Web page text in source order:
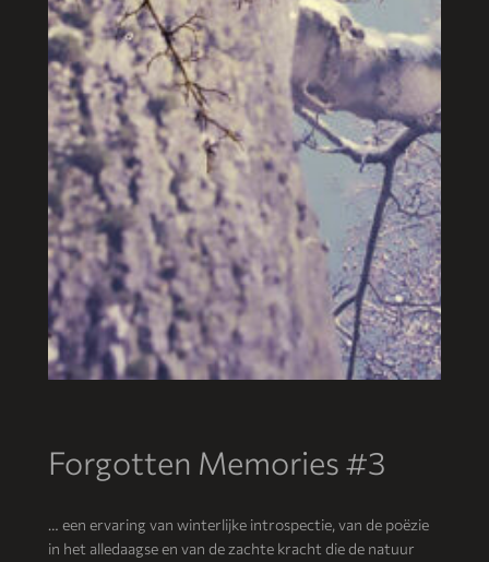
Forgotten Memories #3
… een ervaring van winterlijke introspectie, van de poëzie
in het alledaagse en van de zachte kracht die de natuur